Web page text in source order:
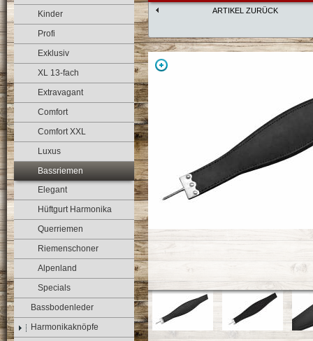
Kinder
Profi
Exklusiv
XL 13-fach
Extravagant
Comfort
Comfort XXL
Luxus
Bassriemen
Elegant
Hüftgurt Harmonika
Querriemen
Riemenschoner
Alpenland
Specials
Bassbodenleder
Harmonikaknöpfe
ARTIKEL ZURÜCK